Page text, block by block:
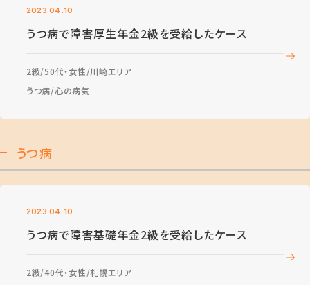
2023.04.10
うつ病で障害厚生年金2級を受給したケース
2級 50代・女性 川崎エリア
うつ病 心の病気
うつ病
2023.04.10
うつ病で障害基礎年金2級を受給したケース
2級 40代・女性 札幌エリア